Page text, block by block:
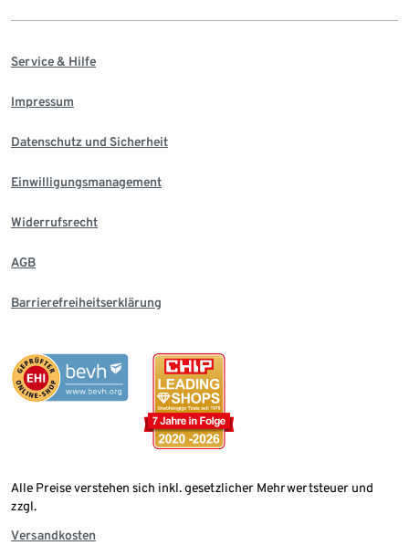
Service & Hilfe
Impressum
Datenschutz und Sicherheit
Einwilligungsmanagement
Widerrufsrecht
AGB
Barrierefreiheitserklärung
Alle Preise verstehen sich inkl. gesetzlicher Mehrwertsteuer und
zzgl.
Versandkosten